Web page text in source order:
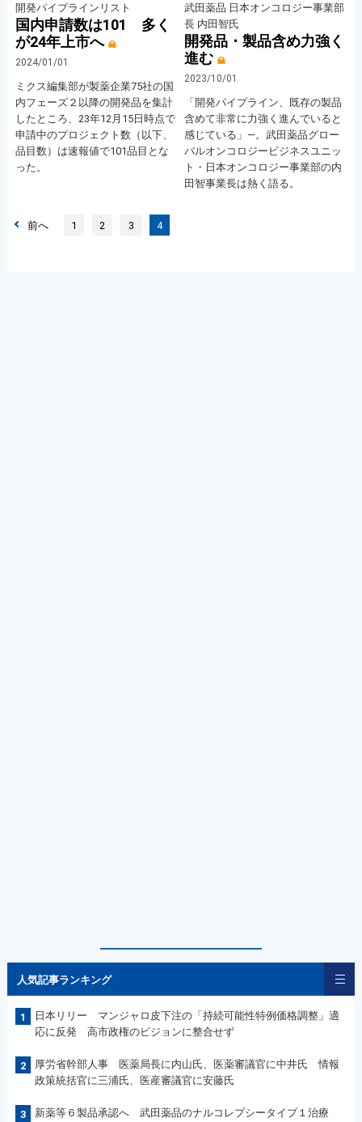
開発パイプラインリスト
国内申請数は101 多く
が24年上市へ
2024/01/01
ミクス編集部が製薬企業75社の国
内フェーズ２以降の開発品を集計
したところ、23年12月15日時点で
申請中のプロジェクト数（以下、
品目数）は速報値で101品目とな
った。
武田薬品 日本オンコロジー事業部
長 内田智氏
開発品・製品含め力強く
進む
2023/10/01
「開発パイプライン、既存の製品
含めて非常に力強く進んでいると
感じている」―。武田薬品グロー
バルオンコロジービジネスユニッ
ト・日本オンコロジー事業部の内
田智事業長は熱く語る。
前へ 1 2 3 4
人気記事ランキング
1
日本リリー マンジャロ皮下注の「持続可能性特例価格調整」適
応に反発 高市政権のビジョンに整合せず
2
厚労省幹部人事 医薬局長に内山氏、医薬審議官に中井氏 情報
政策統括官に三浦氏、医産審議官に安藤氏
3
新薬等６製品承認へ 武田薬品のナルコレプシータイプ１治療